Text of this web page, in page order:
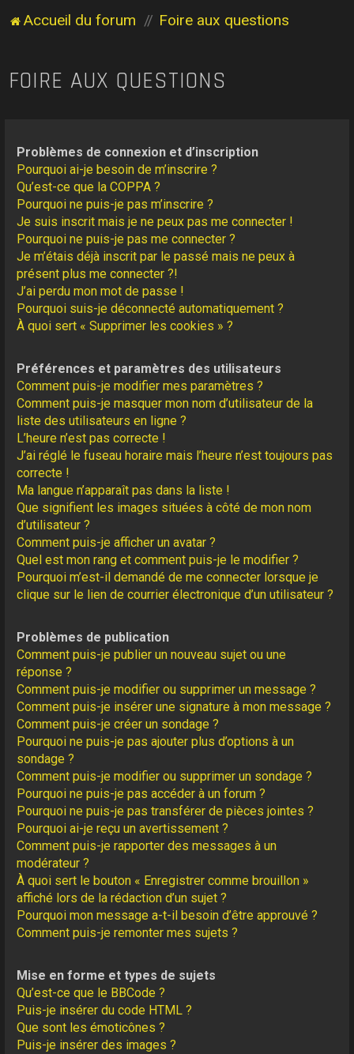
Accueil du forum Foire aux questions
FOIRE AUX QUESTIONS
Problèmes de connexion et d’inscription
Pourquoi ai-je besoin de m’inscrire ?
Qu’est-ce que la COPPA ?
Pourquoi ne puis-je pas m’inscrire ?
Je suis inscrit mais je ne peux pas me connecter !
Pourquoi ne puis-je pas me connecter ?
Je m’étais déjà inscrit par le passé mais ne peux à
présent plus me connecter ?!
J’ai perdu mon mot de passe !
Pourquoi suis-je déconnecté automatiquement ?
À quoi sert « Supprimer les cookies » ?
Préférences et paramètres des utilisateurs
Comment puis-je modifier mes paramètres ?
Comment puis-je masquer mon nom d’utilisateur de la
liste des utilisateurs en ligne ?
L’heure n’est pas correcte !
J’ai réglé le fuseau horaire mais l’heure n’est toujours pas
correcte !
Ma langue n’apparaît pas dans la liste !
Que signifient les images situées à côté de mon nom
d’utilisateur ?
Comment puis-je afficher un avatar ?
Quel est mon rang et comment puis-je le modifier ?
Pourquoi m’est-il demandé de me connecter lorsque je
clique sur le lien de courrier électronique d’un utilisateur ?
Problèmes de publication
Comment puis-je publier un nouveau sujet ou une
réponse ?
Comment puis-je modifier ou supprimer un message ?
Comment puis-je insérer une signature à mon message ?
Comment puis-je créer un sondage ?
Pourquoi ne puis-je pas ajouter plus d’options à un
sondage ?
Comment puis-je modifier ou supprimer un sondage ?
Pourquoi ne puis-je pas accéder à un forum ?
Pourquoi ne puis-je pas transférer de pièces jointes ?
Pourquoi ai-je reçu un avertissement ?
Comment puis-je rapporter des messages à un
modérateur ?
À quoi sert le bouton « Enregistrer comme brouillon »
affiché lors de la rédaction d’un sujet ?
Pourquoi mon message a-t-il besoin d’être approuvé ?
Comment puis-je remonter mes sujets ?
Mise en forme et types de sujets
Qu’est-ce que le BBCode ?
Puis-je insérer du code HTML ?
Que sont les émoticônes ?
Puis-je insérer des images ?